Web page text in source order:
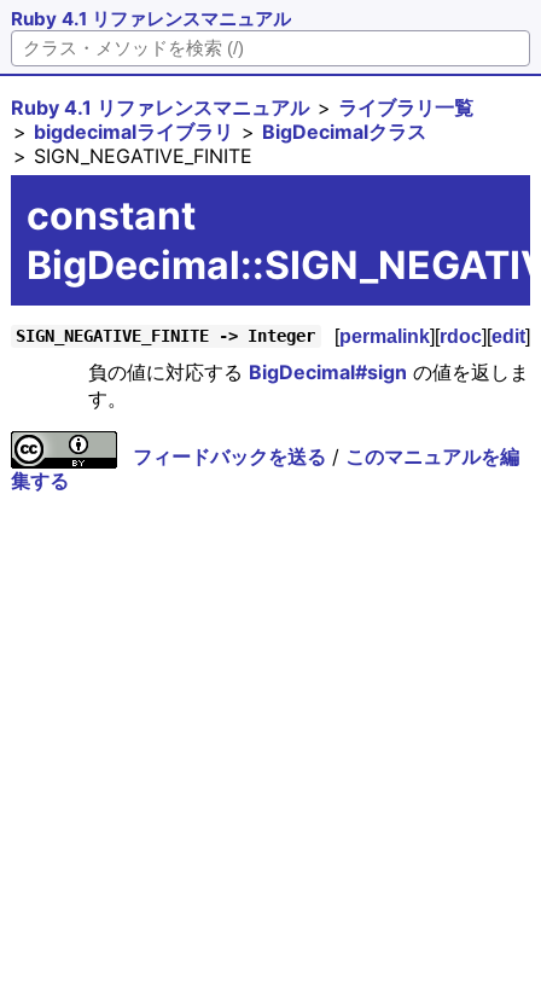
Ruby 4.1 リファレンスマニュアル
Ruby 4.1 リファレンスマニュアル
ライブラリ一覧
bigdecimalライブラリ
BigDecimalクラス
SIGN_NEGATIVE_FINITE
constant
SIGN_NEGATIVE_FINITE -> Integer [permalink][rdoc][edit]
負の値に対応する BigDecimal#sign の値を返しま
す。
フィードバックを送る / このマニュアルを編
集する